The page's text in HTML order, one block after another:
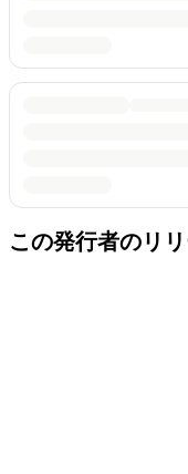
この発行者のリ